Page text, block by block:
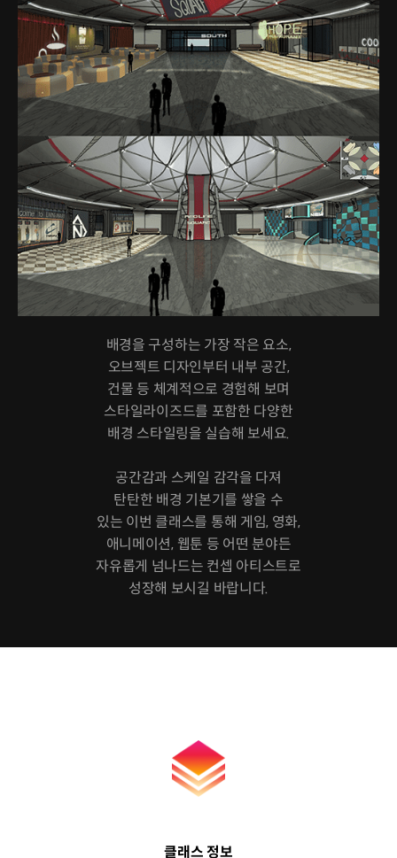
배경을 구성하는 가장 작은 요소,
오브젝트 디자인부터 내부 공간,
건물 등 체계적으로 경험해 보며
스타일라이즈드를 포함한 다양한
배경 스타일링을 실습해 보세요.
공간감과 스케일 감각을 다져
탄탄한 배경 기본기를 쌓을 수
있는 이번 클래스를 통해 게임, 영화,
애니메이션, 웹툰 등 어떤 분야든
자유롭게 넘나드는 컨셉 아티스트로
성장해 보시길 바랍니다.
클래스 정보